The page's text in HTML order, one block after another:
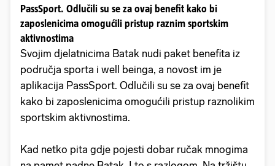
PassSport. Odlučili su se za ovaj benefit kako bi
zaposlenicima omogućili pristup raznim sportskim
aktivnostima
Svojim djelatnicima Batak nudi paket benefita iz
područja sporta i well beinga, a novost im je
aplikacija PassSport. Odlučili su se za ovaj benefit
kako bi zaposlenicima omogućili pristup raznolikim
sportskim aktivnostima.
Kad netko pita gdje pojesti dobar ručak mnogima